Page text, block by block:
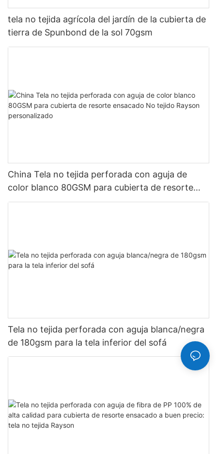
tela no tejida agrícola del jardín de la cubierta de
tierra de Spunbond de la sol 70gsm
China Tela no tejida perforada con aguja de
color blanco 80GSM para cubierta de resorte
ensacado No tejido Rayson personalizado
Tela no tejida perforada con aguja blanca/negra
de 180gsm para la tela inferior del sofá